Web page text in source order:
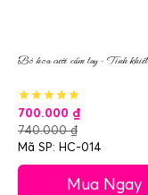
Bó hoa cưới cầm tay – Tinh khiết
700.000 ₫
740.000₫
Mã SP: HC-014
Mua Ngay